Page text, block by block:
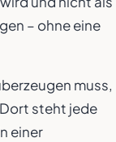
– ohne eine
muss,
steht jede
einer